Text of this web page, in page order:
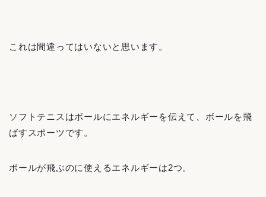
これは間違ってはいないと思います。
ソフトテニスはボールにエネルギーを伝えて、ボールを飛
ばすスポーツです。
ボールが飛ぶのに使えるエネルギーは2つ。